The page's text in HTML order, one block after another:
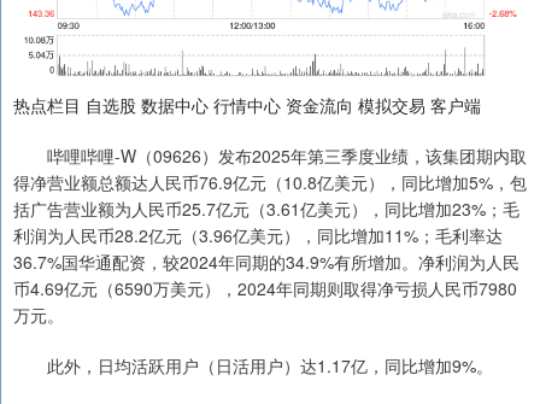
热点栏目 自选股 数据中心 行情中心 资金流向 模拟交易 客户端
哔哩哔哩-W（09626）发布2025年第三季度业绩，该集团期内取
得净营业额总额达人民币76.9亿元（10.8亿美元），同比增加5%，包
括广告营业额为人民币25.7亿元（3.61亿美元），同比增加23%；毛
利润为人民币28.2亿元（3.96亿美元），同比增加11%；毛利率达
36.7%国华通配资，较2024年同期的34.9%有所增加。净利润为人民
币4.69亿元（6590万美元），2024年同期则取得净亏损人民币7980
万元。
此外，日均活跃用户（日活用户）达1.17亿，同比增加9%。